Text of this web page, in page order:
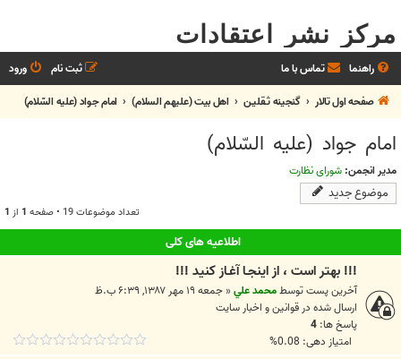
مرکز نشر اعتقادات
راهنما تماس با ما ورود
ثبت نام
صفحه اول تالار
گنجینه ثـقلیـن اهل بيت (عليهم السلام) امام جواد (علیه السّلام)
امام جواد (علیه السّلام)
مدیر انجمن: شورای نظارت
موضوع جدید
تعداد موضوعات 19 • صفحه 1 از 1
اطلاعیه های کلی
!!! بهتر است ، از اينجـا آغـاز کنيد !!!
آخرین پست توسطمحمد علي « جمعه ۱۹ مهر ۱۳۸۷, ۶:۳۹ ب.ظ
ارسال شده در قوانين و اخبار سايت
پاسخ ها: 4
امتیاز دهی: 0.08%